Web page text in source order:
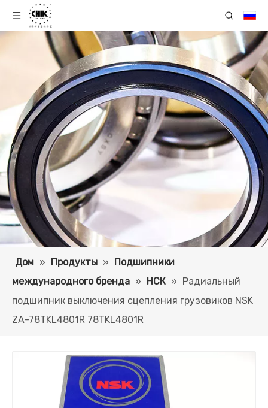
Дом » Продукты » Подшипники
международного бренда » НСК » Радиальный
подшипник выключения сцепления грузовиков NSK
ZA-78TKL4801R 78TKL4801R